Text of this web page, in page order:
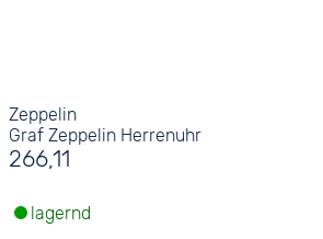
Zeppelin
Graf Zeppelin Herrenuhr
266,11
lagernd